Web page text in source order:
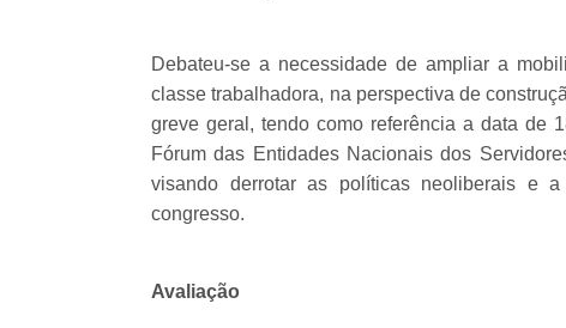
Debateu-se a necessidade de ampliar a
classe trabalhadora, na perspectiva de
greve geral, tendo como referência a data de
Fórum das Entidades Nacionais dos
visando derrotar as políticas neoliberais e
congresso.
Avaliação